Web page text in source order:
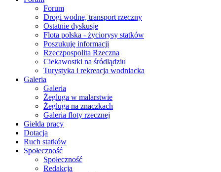
Forum
Drogi wodne, transport rzeczny
Ostatnie dyskusje
Flota polska - życiorysy statków
Poszukuję informacji
Rzeczpospolita Rzeczna
Ciekawostki na śródlądziu
Turystyka i rekreacja wodniacka
Galeria
Galeria
Żegluga w malarstwie
Żegluga na znaczkach
Galeria floty rzecznej
Giełda pracy
Dotacja
Ruch statków
Społeczność
Społeczność
Redakcja